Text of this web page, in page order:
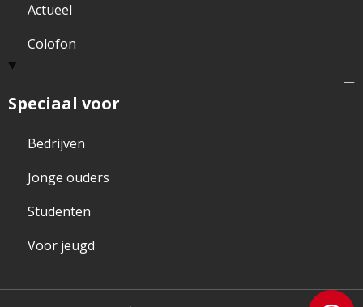
Actueel
Colofon
Speciaal voor
Bedrijven
Jonge ouders
Studenten
Voor jeugd